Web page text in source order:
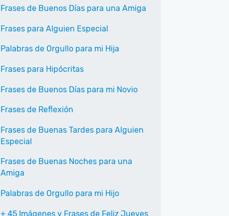
Frases de Buenos Días para una Amiga
Frases para Alguien Especial
Palabras de Orgullo para mi Hija
Frases para Hipócritas
Frases de Buenos Días para mi Novio
Frases de Reflexión
Frases de Buenas Tardes para Alguien
Especial
Frases de Buenas Noches para una
Amiga
Palabras de Orgullo para mi Hijo
+ 45 Imágenes y Frases de Feliz Jueves